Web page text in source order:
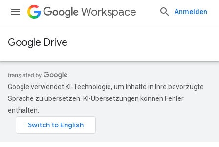
Workspace Anmelden
Google Drive
Google verwendet KI-Technologie, um Inhalte in Ihre bevorzugte
Sprache zu übersetzen. KI-Übersetzungen können Fehler
enthalten.